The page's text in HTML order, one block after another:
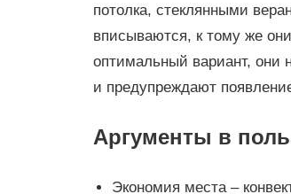
потолка, стеклянными
вписываются, к тому же
оптимальный вариант, они
и предупреждают
Аргументы в
Экономия места –